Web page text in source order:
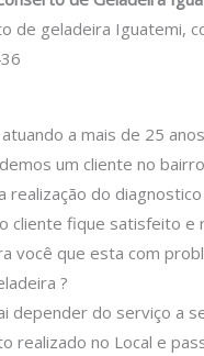
de geladeira Iguatemi,
a mais de 25
um cliente no
realização do
cliente fique satisfeito
você que esta com
?
depender do serviço a
realizado no Local e